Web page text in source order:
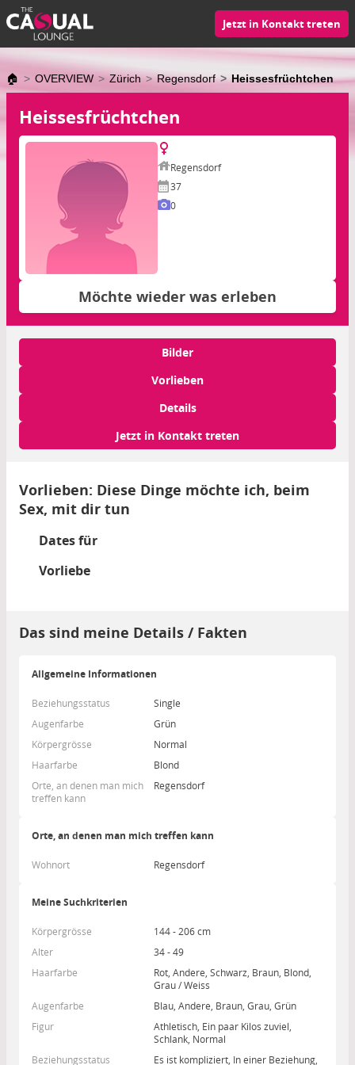
Jetzt in Kontakt treten
🏠 OVERVIEW Zürich Regensdorf Heissesfrüchtchen
Heissesfrüchtchen
Regensdorf
37
0
Möchte wieder was erleben
Bilder
Vorlieben
Details
Jetzt in Kontakt treten
Vorlieben: Diese Dinge möchte ich, beim
Sex, mit dir tun
Dates für
Vorliebe
Das sind meine Details / Fakten
Allgemeine Informationen
Beziehungsstatus
Single
Augenfarbe
Grün
Körpergrösse
Normal
Haarfarbe
Blond
Orte, an denen man mich
treffen kann
Regensdorf
Orte, an denen man mich treffen kann
Wohnort Regensdorf
Meine Suchkriterien
Körpergrösse
144 - 206 cm
Alter
34 - 49
Haarfarbe
Rot, Andere, Schwarz, Braun, Blond,
Grau / Weiss
Augenfarbe
Blau, Andere, Braun, Grau, Grün
Figur
Athletisch, Ein paar Kilos zuviel,
Schlank, Normal
Beziehungsstatus
Es ist kompliziert, In einer Beziehung,